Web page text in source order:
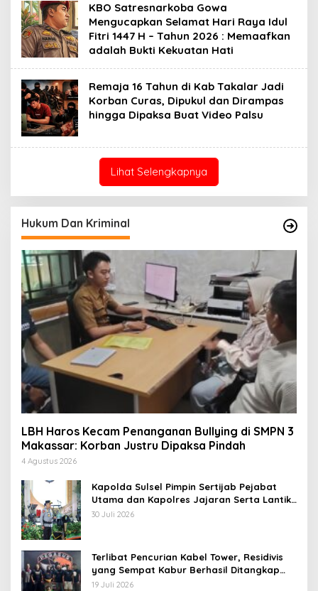
KBO Satresnarkoba Gowa
Mengucapkan Selamat Hari Raya Idul
Fitri 1447 H – Tahun 2026 : Memaafkan
adalah Bukti Kekuatan Hati
Remaja 16 Tahun di Kab Takalar Jadi
Korban Curas, Dipukul dan Dirampas
hingga Dipaksa Buat Video Palsu
Lihat Selengkapnya
Hukum Dan Kriminal
LBH Haros Kecam Penanganan Bullying di SMPN 3
Makassar: Korban Justru Dipaksa Pindah
4 Agustus 2026
Kapolda Sulsel Pimpin Sertijab Pejabat
Utama dan Kapolres Jajaran Serta Lantik
Karolog dan Kapolresta Gowa
30 Juli 2026
Terlibat Pencurian Kabel Tower, Residivis
yang Sempat Kabur Berhasil Ditangkap
Tim Gabungan di Jeneponto
19 Juli 2026